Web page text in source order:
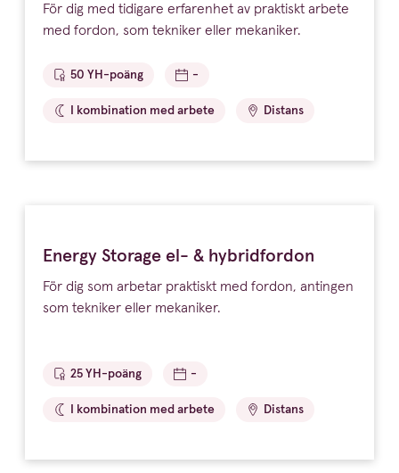
För dig med tidigare erfarenhet av praktiskt arbete
med fordon, som tekniker eller mekaniker.
50 YH-poäng -
I kombination med arbete Distans
Energy Storage el- & hybridfordon
För dig som arbetar praktiskt med fordon, antingen
som tekniker eller mekaniker.
25 YH-poäng -
I kombination med arbete Distans